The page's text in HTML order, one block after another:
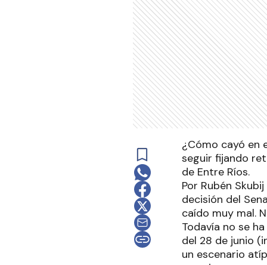
¿Cómo cayó en
seguir fijando
de Entre Ríos.
Por Rubén
decisión del
caído muy mal.
Todavía no se
del 28 de junio
un escenario